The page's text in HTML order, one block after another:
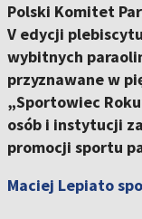
Polski Komitet
V edycji
wybitnych
przyznawane w
„Sportowiec
osób i instytucji
promocji sportu
Maciej Lepiato